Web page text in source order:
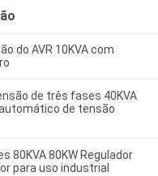
do AVR 10KVA com
de três fases 40KVA
de tensão
80KVA 80KW Regulador
para uso industrial